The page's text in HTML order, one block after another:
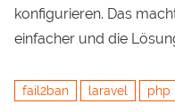
konfigurieren. Das
einfacher und die
fail2ban laravel php